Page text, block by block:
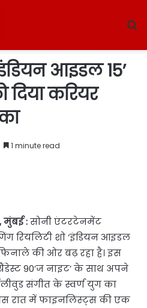
आइडल 15’
करियर
1 minute read
मुंबई :सोनी एंटरटेनमेंट
रियलिटी शो ‘इंडियन आइडल
की ओर बढ़ रहा है। इस
90’ज नाइट’ के साथ अपने
संगीत के स्वर्ण युग का
रात में फाइनलिस्ट्स की एक